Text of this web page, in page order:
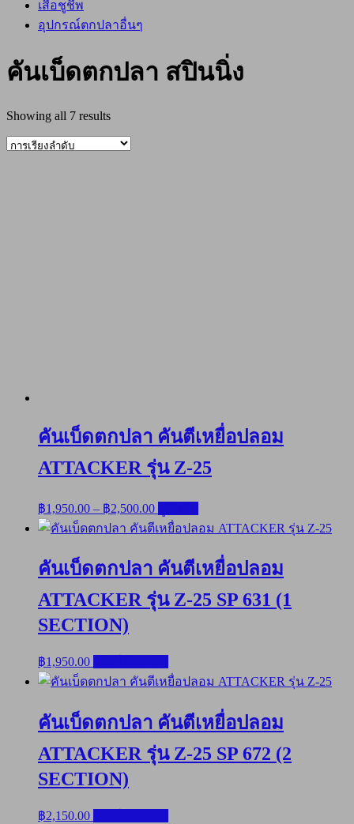
เสื้อชูชีพ
อุปกรณ์ตกปลาอื่นๆ
คันเบ็ดตกปลา สปินนิ่ง
Showing all 7 results
คันเบ็ดตกปลา คันตีเหยื่อปลอม
ATTACKER รุ่น Z-25
฿1,950.00 – ฿2,500.00Price
range:
฿1,950.00
฿2,500.00
คันเบ็ดตกปลา คันตีเหยื่อปลอม
ATTACKER รุ่น Z-25 SP 631 (1
SECTION)
฿1,950.00
คันเบ็ดตกปลา คันตีเหยื่อปลอม
ATTACKER รุ่น Z-25 SP 672 (2
SECTION)
฿2,150.00